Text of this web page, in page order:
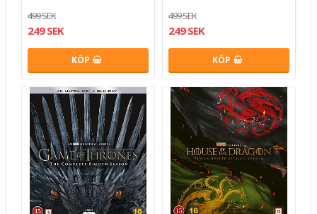
499 SEK
249 SEK
KÖP
499 SEK
249 SEK
KÖP